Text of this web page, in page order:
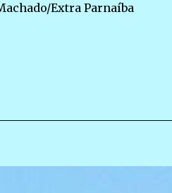
Extra Parnaíba